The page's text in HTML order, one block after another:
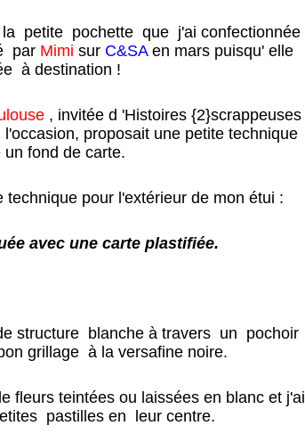
petite pochette que j'ai confectionnée
par Mimi sur C&SAen mars puisqu' elle
à destination !
, invitée d 'Histoires {2}scrappeuses
proposait une petite technique
un fond de carte.
pour l'extérieur de mon étui :
avec une carte plastifiée.
structure blanche à travers un pochoir
grillage à la versafine noire.
fleurs teintées ou laissées en blanc et j'ai
pastilles en leur centre.